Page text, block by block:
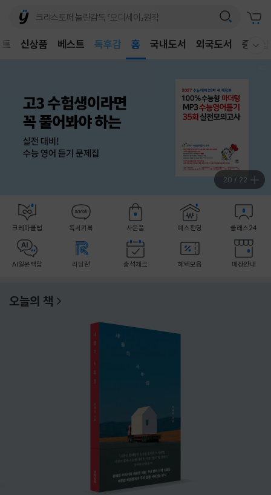
신상품 베스트
어린이
홈 국내도서 외국도서 중고샵
20 / 22
크레마클럽 독서기록 사은품 예스펀딩 클래스24
AI일문백답 리딩런 출석체크 혜택모음 매장안내
오늘의 책